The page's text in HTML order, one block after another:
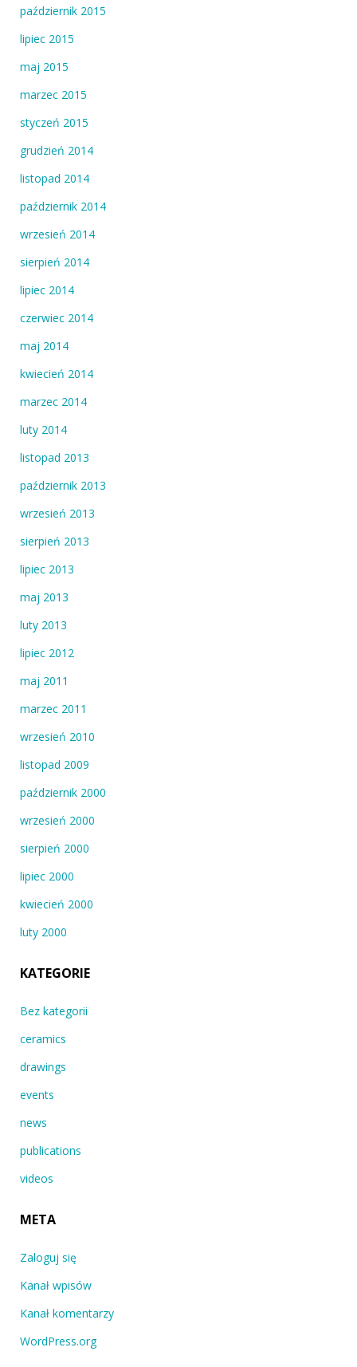
październik 2015
lipiec 2015
maj 2015
marzec 2015
styczeń 2015
grudzień 2014
listopad 2014
październik 2014
wrzesień 2014
sierpień 2014
lipiec 2014
czerwiec 2014
maj 2014
kwiecień 2014
marzec 2014
luty 2014
listopad 2013
październik 2013
wrzesień 2013
sierpień 2013
lipiec 2013
maj 2013
luty 2013
lipiec 2012
maj 2011
marzec 2011
wrzesień 2010
listopad 2009
październik 2000
wrzesień 2000
sierpień 2000
lipiec 2000
kwiecień 2000
luty 2000
KATEGORIE
Bez kategorii
ceramics
drawings
events
news
publications
videos
META
Zaloguj się
Kanał wpisów
Kanał komentarzy
WordPress.org